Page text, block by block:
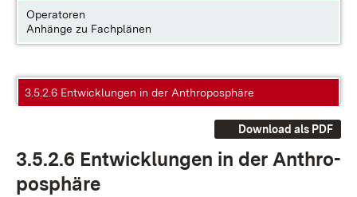
Operatoren
Anhänge zu Fachplänen
3.5.2.6 Entwicklungen in der Anthroposphäre
Download als PDF
3.5.2.6 Ent­wick­lun­gen in der An­thro­
po­sphä­re